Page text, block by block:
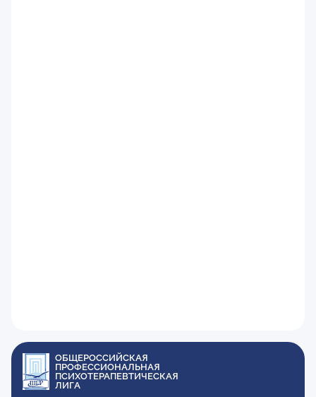
ОБЩЕРОССИЙСКАЯ
ПРОФЕССИОНАЛЬНАЯ
ПСИХОТЕРАПЕВТИЧЕСКАЯ
ЛИГА